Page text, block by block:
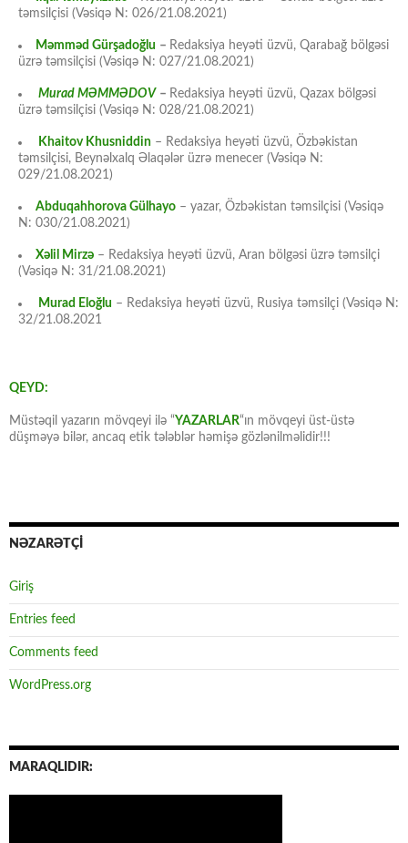
təmsilçisi (Vəsiqə N: 026/21.08.2021)
Məmməd Gürşadoğlu – Redaksiya heyəti üzvü, Qarabağ bölgəsi
üzrə təmsilçisi (Vəsiqə N: 027/21.08.2021)
Murad MƏMMƏDOV – Redaksiya heyəti üzvü, Qazax bölgəsi
üzrə təmsilçisi (Vəsiqə N: 028/21.08.2021)
Khaitov Khusniddin – Redaksiya heyəti üzvü, Özbəkistan
təmsilçisi, Beynəlxalq Əlaqələr üzrə menecer (Vəsiqə N:
029/21.08.2021)
Abduqahhorova Gülhayo – yazar, Özbəkistan təmsilçisi (Vəsiqə
N: 030/21.08.2021)
Xəlil Mirzə – Redaksiya heyəti üzvü, Aran bölgəsi üzrə təmsilçi
(Vəsiqə N: 31/21.08.2021)
Murad Eloğlu – Redaksiya heyəti üzvü, Rusiya təmsilçi (Vəsiqə N:
32/21.08.2021
QEYD:
Müstəqil yazarın mövqeyi ilə “YAZARLAR“ın mövqeyi üst-üstə
düşməyə bilər, ancaq etik tələblər həmişə gözlənilməlidir!!!
NƏZARƏTÇİ
Giriş
Entries feed
Comments feed
WordPress.org
MARAQLIDIR: